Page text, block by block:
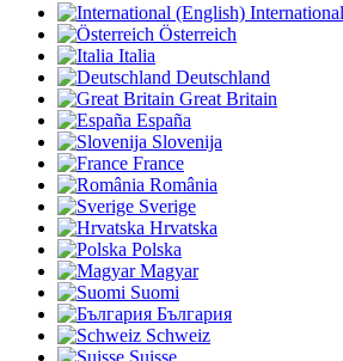
Österreich
Italia
Deutschland
Great Britain
España
Slovenija
France
România
Sverige
Hrvatska
Polska
Magyar
Suomi
България
Schweiz
Suisse